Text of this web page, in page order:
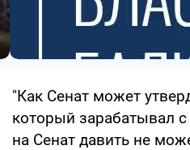
"Как Сенат может
который зарабатывал
на Сенат давить не